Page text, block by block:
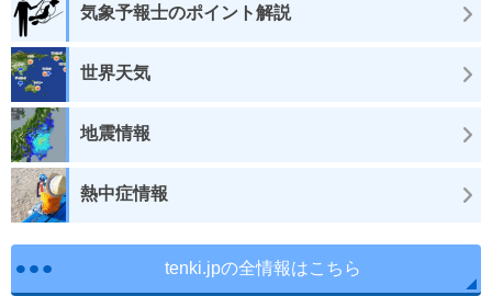
気象予報士のポイント解説
世界天気
地震情報
熱中症情報
tenki.jpの全情報はこちら